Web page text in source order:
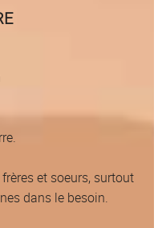
et soeurs, surtout
dans le besoin.